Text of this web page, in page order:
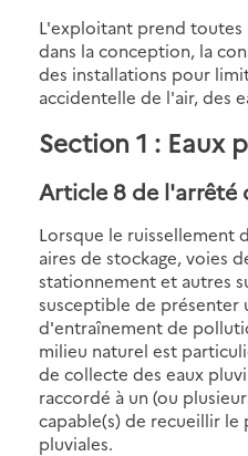
L'exploitant prend toutes
dans la conception, la
des installations pour
accidentelle de l'air, des
Section 1 : Eaux
Article 8 de l'arrêté
Lorsque le ruissellement
aires de stockage, voies
stationnement et autres
susceptible de présenter
d'entraînement de
milieu naturel est
de collecte des eaux
raccordé à un (ou
capable(s) de recueillir
pluviales.